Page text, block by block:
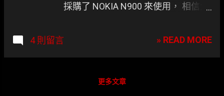
採購了 NOKIA N900 來使用， 相信大
NAT 分享網路給 T410，真的很方
會順便拿筆電充電 。 後來才得知想在
4 則留言 » READ MORE
更多文章